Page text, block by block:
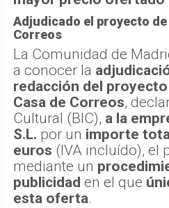
Adjudicado el proyecto de
Correos
La Comunidad de
a conocer la
redacción del proyecto
Casa de Correos,
Cultural (BIC), a la
S.L. por un importe
euros (IVA incluído), el
mediante un
publicidad en el que
esta oferta.